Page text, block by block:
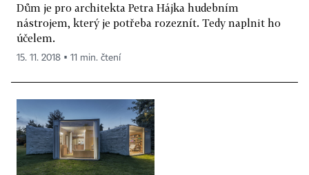
Dům je pro architekta Petra Hájka hudebním
nástrojem, který je potřeba rozeznít. Tedy naplnit ho
účelem.
15. 11. 2018 ▪ 11 min. čtení